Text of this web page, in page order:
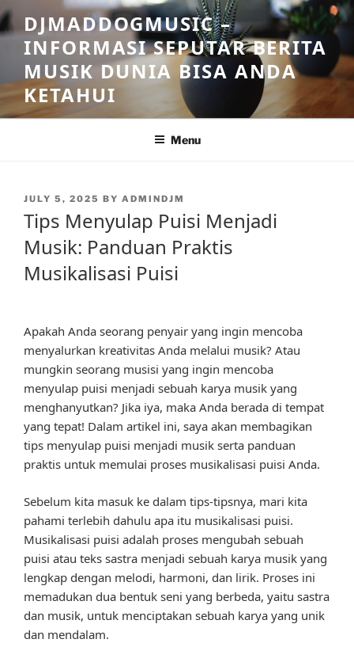
Skip
to
content
DJMADDOGMUSIC –
INFORMASI SEPUTAR BERITA
MUSIK DUNIA BISA ANDA
KETAHUI
Menu
POSTED
ON
JULY 5, 2025 BY ADMINDJM
Tips Menyulap Puisi Menjadi
Musik: Panduan Praktis
Musikalisasi Puisi
Apakah Anda seorang penyair yang ingin mencoba
menyalurkan kreativitas Anda melalui musik? Atau
mungkin seorang musisi yang ingin mencoba
menyulap puisi menjadi sebuah karya musik yang
menghanyutkan? Jika iya, maka Anda berada di tempat
yang tepat! Dalam artikel ini, saya akan membagikan
tips menyulap puisi menjadi musik serta panduan
praktis untuk memulai proses musikalisasi puisi Anda.
Sebelum kita masuk ke dalam tips-tipsnya, mari kita
pahami terlebih dahulu apa itu musikalisasi puisi.
Musikalisasi puisi adalah proses mengubah sebuah
puisi atau teks sastra menjadi sebuah karya musik yang
lengkap dengan melodi, harmoni, dan lirik. Proses ini
memadukan dua bentuk seni yang berbeda, yaitu sastra
dan musik, untuk menciptakan sebuah karya yang unik
dan mendalam.